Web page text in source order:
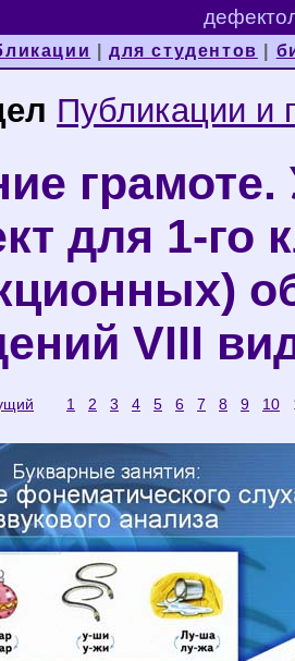
|для студентов
Публикации и
для 1-го
VIII
1 2 3 4 5 6 7 8 9 10